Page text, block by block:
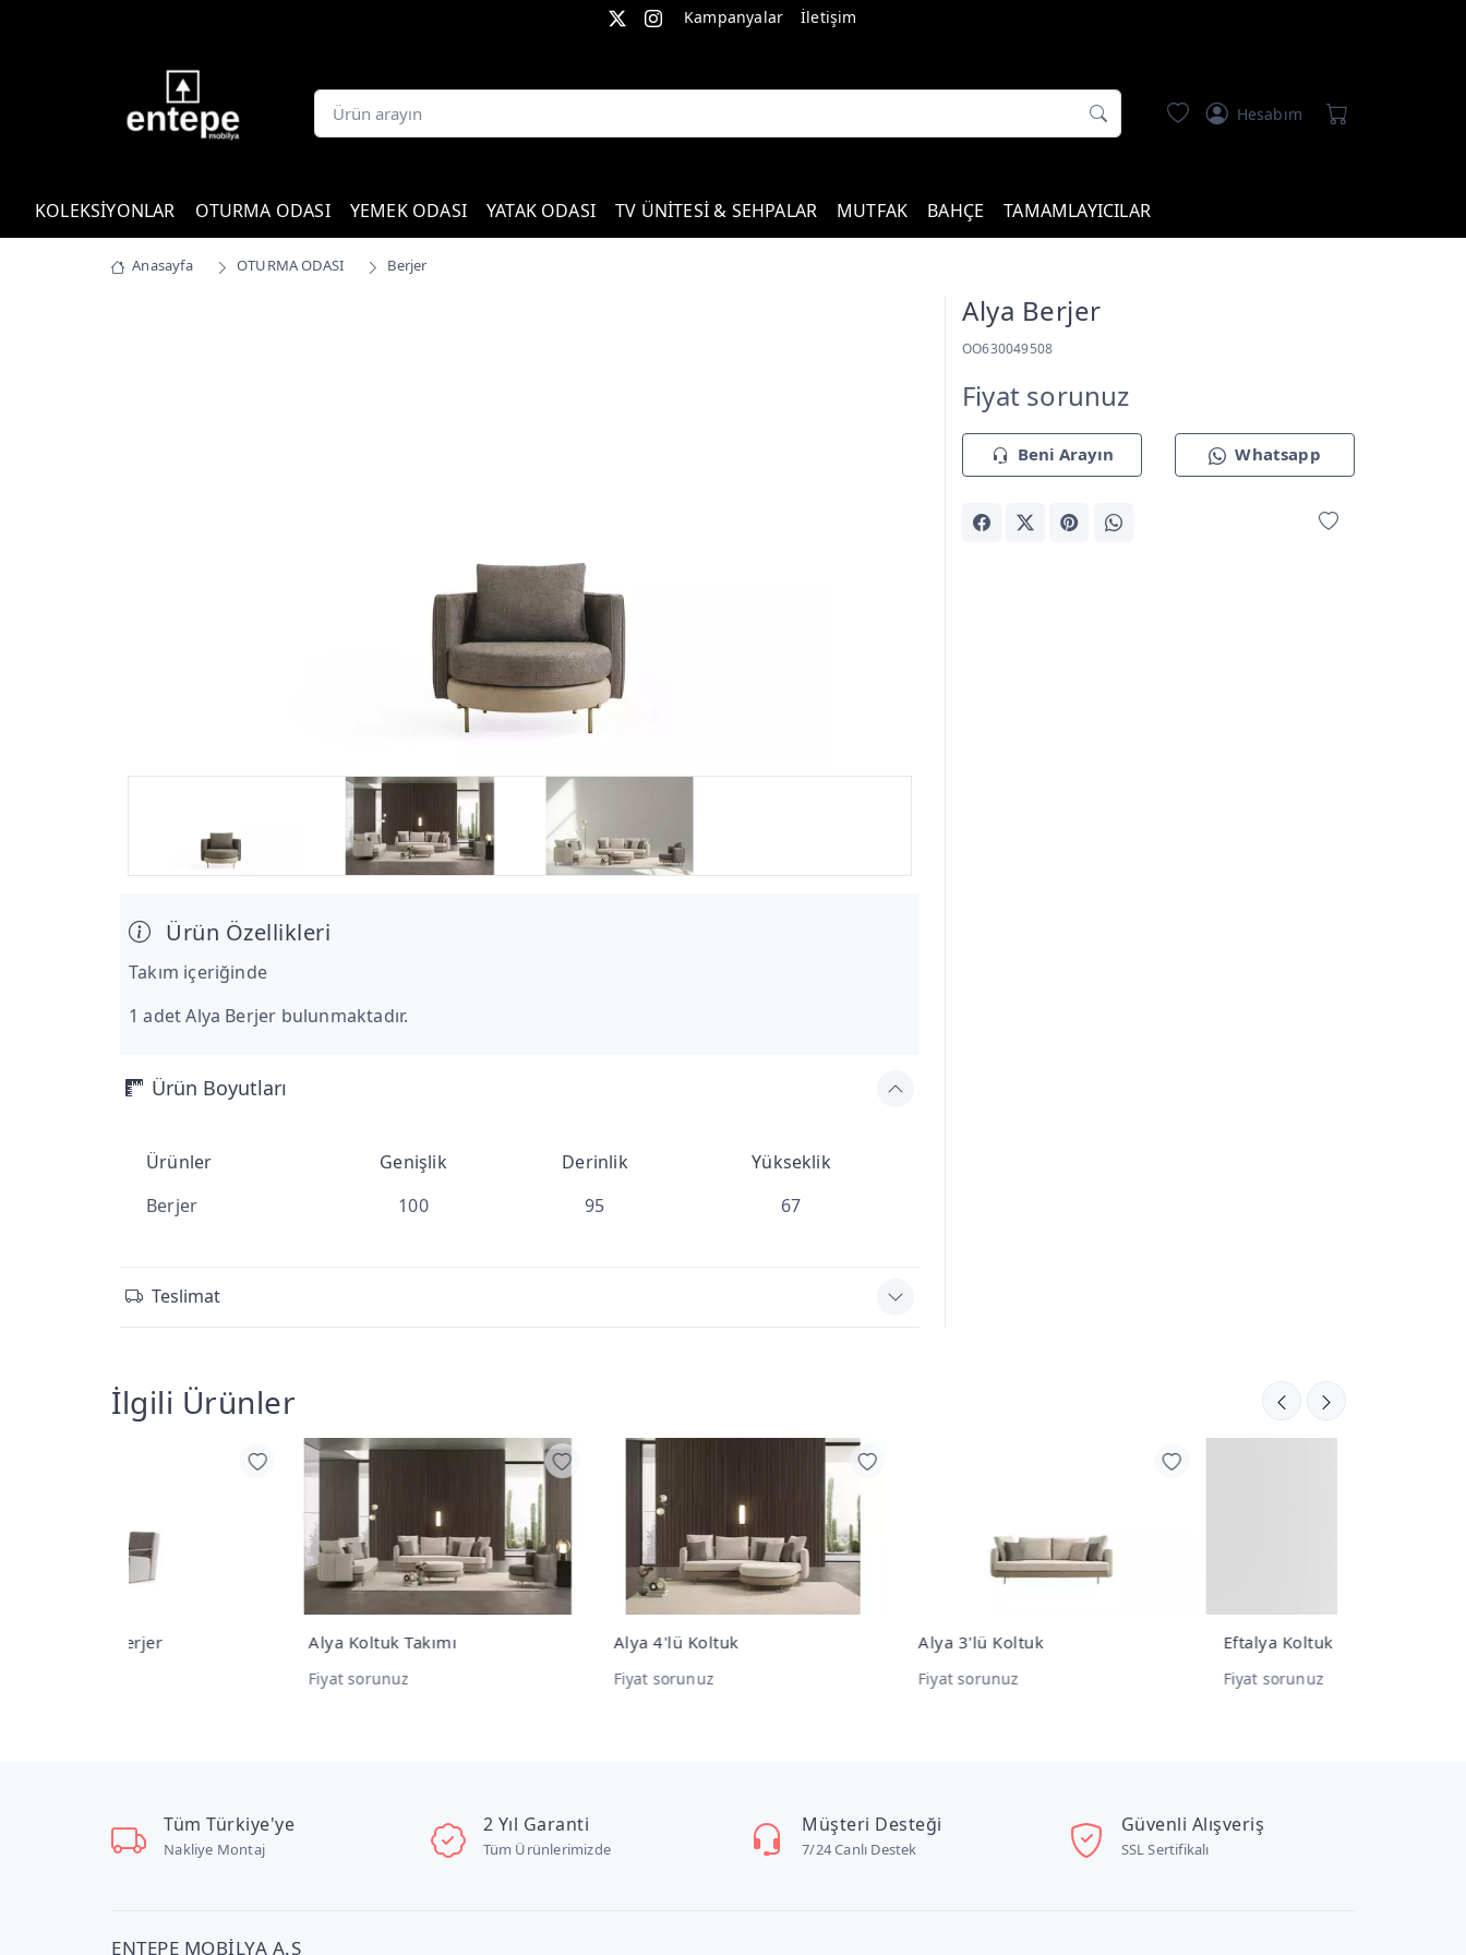
Kampanyalar İletişim
Hesabım
KOLEKSİYONLAR OTURMA ODASI YEMEK ODASI YATAK ODASI TV ÜNİTESİ & SEHPALAR MUTFAK BAHÇE TAMAMLAYICILAR
Anasayfa OTURMA ODASI Berjer
Alya Berjer
OO630049508
Fiyat sorunuz
Beni Arayın Whatsapp
Ürün Özellikleri
Takım içeriğinde
1 adet Alya Berjer bulunmaktadır.
Ürün Boyutları
Ürünler Genişlik Derinlik
Yükseklik
Berjer
100 95 67
Teslimat
İlgili Ürünler
Alya Koltuk Takımı Alya 4'lü Koltuk Eftalya Koltuk Takımı
Tüm Türkiye'ye
Nakliye Montaj
2 Yıl Garanti
Tüm Ürünlerimizde
Müşteri Desteği
7/24 Canlı Destek
Güvenli Alışveriş
SSL Sertifikalı
ENTEPE MOBİLYA A.Ş